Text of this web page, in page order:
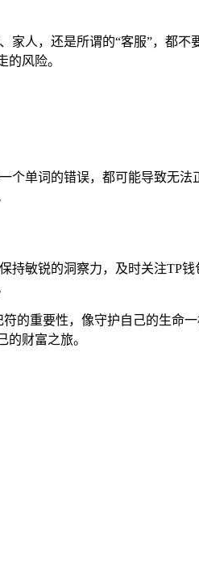
人，还是所谓的“客服”，都
风险。
单词的错误，都可能导致无
敏锐的洞察力，及时关注TP
的重要性，像守护自己的生命
财富之旅。